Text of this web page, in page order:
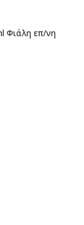
Φιάλη επ/νη